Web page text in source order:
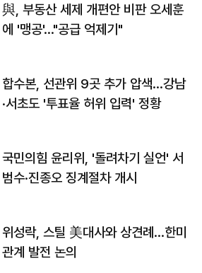
與, 부동산 세제 개편안 비판 오세훈
에 '맹공'…"공급 억제기"
합수본, 선관위 9곳 추가 압색…강남
·서초도 '투표율 허위 입력' 정황
국민의힘 윤리위, '돌려차기 실언' 서
범수·진종오 징계절차 개시
위성락, 스틸 美대사와 상견례…한미
관계 발전 논의